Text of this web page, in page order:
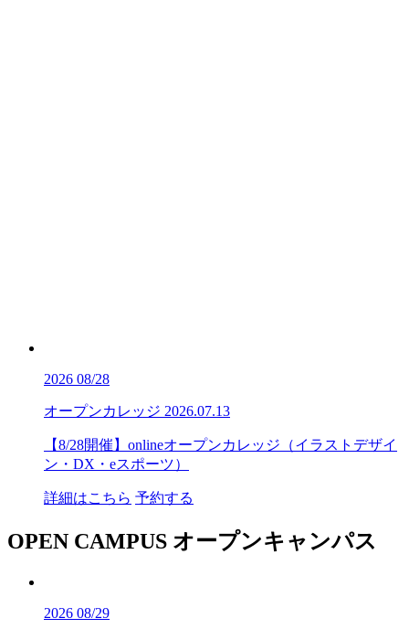
2026 08/28
オープンカレッジ 2026.07.13
【8/28開催】onlineオープンカレッジ（イラストデザイ
ン・DX・eスポーツ）
詳細はこちら 予約する
OPEN CAMPUS オープンキャンパス
2026 08/29